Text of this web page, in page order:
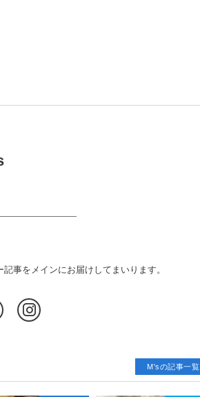
事をメインにお届けしてまいります。
M'sの記事一覧